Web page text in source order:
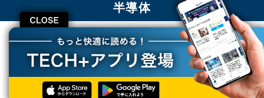
CLOSE
半導体
TECH+ テクノロジー
半導体
阪大など、木材由来のナノセルロース製「ナノペーパー半導体」の開発に成功
阪大など、木材由来のナノセルロース製「ナ